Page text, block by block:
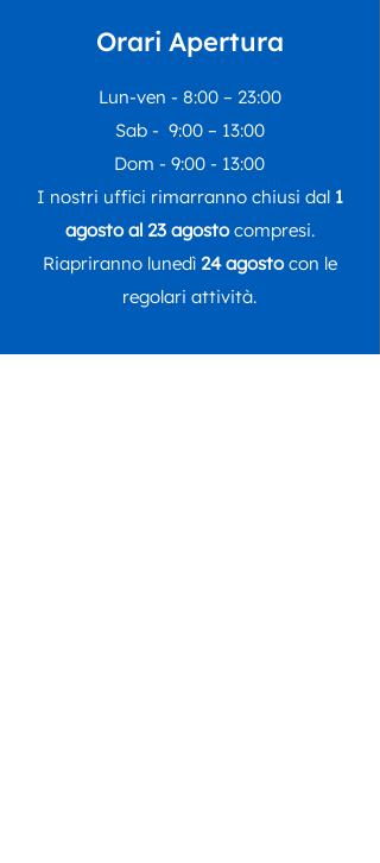
Orari Apertura
Lun-ven - 8:00 – 23:00
Sab - 9:00 – 13:00
Dom - 9:00 - 13:00
I nostri uffici rimarranno chiusi dal 1
agosto al 23 agostocompresi.
Riapriranno lunedì 24 agostocon le
regolari attività.